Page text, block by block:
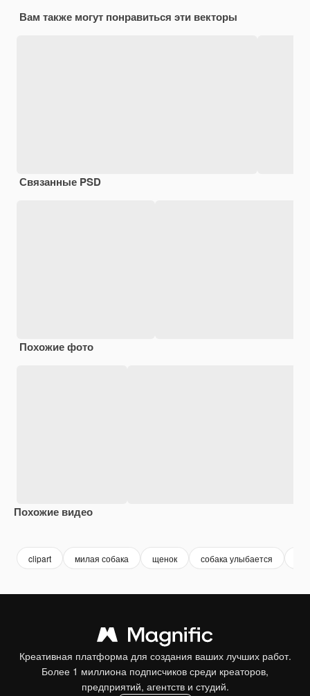
Вам также могут понравиться эти векторы
Связанные PSD
Похожие фото
Похожие видео
clipart милая собака щенок собака улыбается
Креативная платформа для создания ваших лучших работ.
Более 1 миллиона подписчиков среди креаторов,
предприятий, агентств и студий.